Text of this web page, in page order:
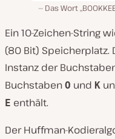
Das Wort
Ein 10-Zeichen-String
(80 Bit) Speicherplatz.
Instanz der
Buchstaben O und K
E enthält.
Der Huffman-